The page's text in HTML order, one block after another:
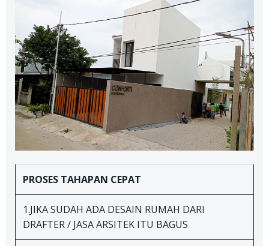
PROSES TAHAPAN CEPAT
1.JIKA SUDAH ADA DESAIN RUMAH DARI
DRAFTER / JASA ARSITEK ITU BAGUS